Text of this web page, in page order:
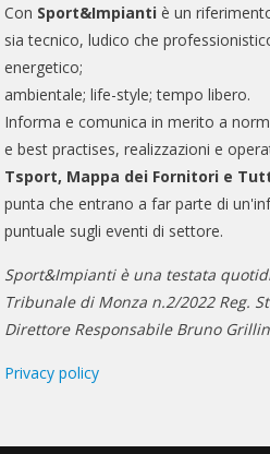
Con Sport&Impianti è un
sia tecnico, ludico che
energetico;
ambientale; life-style; tempo libero.
Informa e comunica in merito a
e best practises, realizzazioni e
Tsport, Mappa dei Fornitori e
punta che entrano a far parte di
puntuale sugli eventi di settore.
Sport&Impianti è una testata
Tribunale di Monza n.2/2022 Reg.
Direttore Responsabile Bruno
Privacy policy